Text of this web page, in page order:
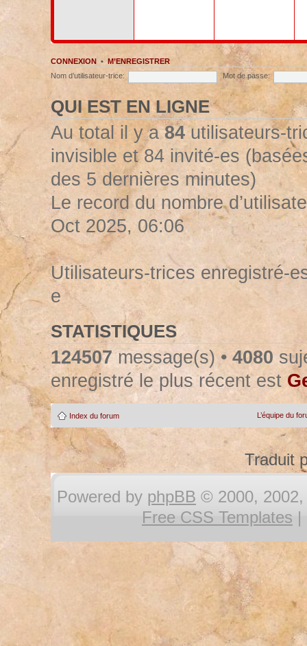
CONNEXION• M’ENREGISTRER
Nom d’utilisateur-trice:
Mot de passe:
QUI EST EN LIGNE
Au total il y a84utilisateurs-
invisible et 84 invité-es
des 5 dernières minutes)
Le record du nombre
Oct 2025, 06:06
Utilisateurs-trices enregistré-
e
STATISTIQUES
124507message(s) • 4080
enregistré le plus récent est
Index du forum L’équipe du
Traduit
Powered by phpBB © 2000, 2002,
Free CSS Templates |